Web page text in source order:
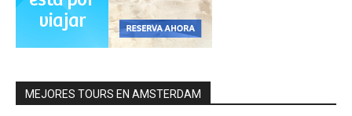
MEJORES TOURS EN AMSTERDAM